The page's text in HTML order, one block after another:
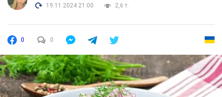
19.11.2024 21:00
2,6 т.
0 0